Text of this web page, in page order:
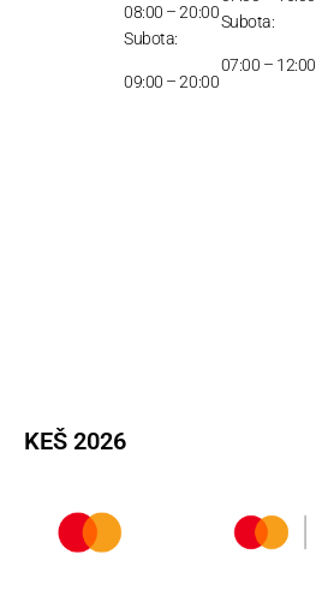
08:00 – 20:00
Subota:
09:00 – 20:00
Subota:
07:00 – 12:00
KEŠ 2026